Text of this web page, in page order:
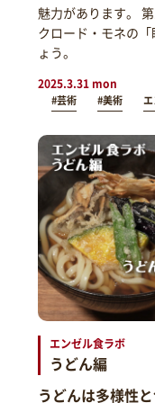
魅力があります。
クロード・モネの
ょう。
2025.3.31 mon
#芸術 #美術
エンゼル食ラボ
うどん編
うどんは多様性